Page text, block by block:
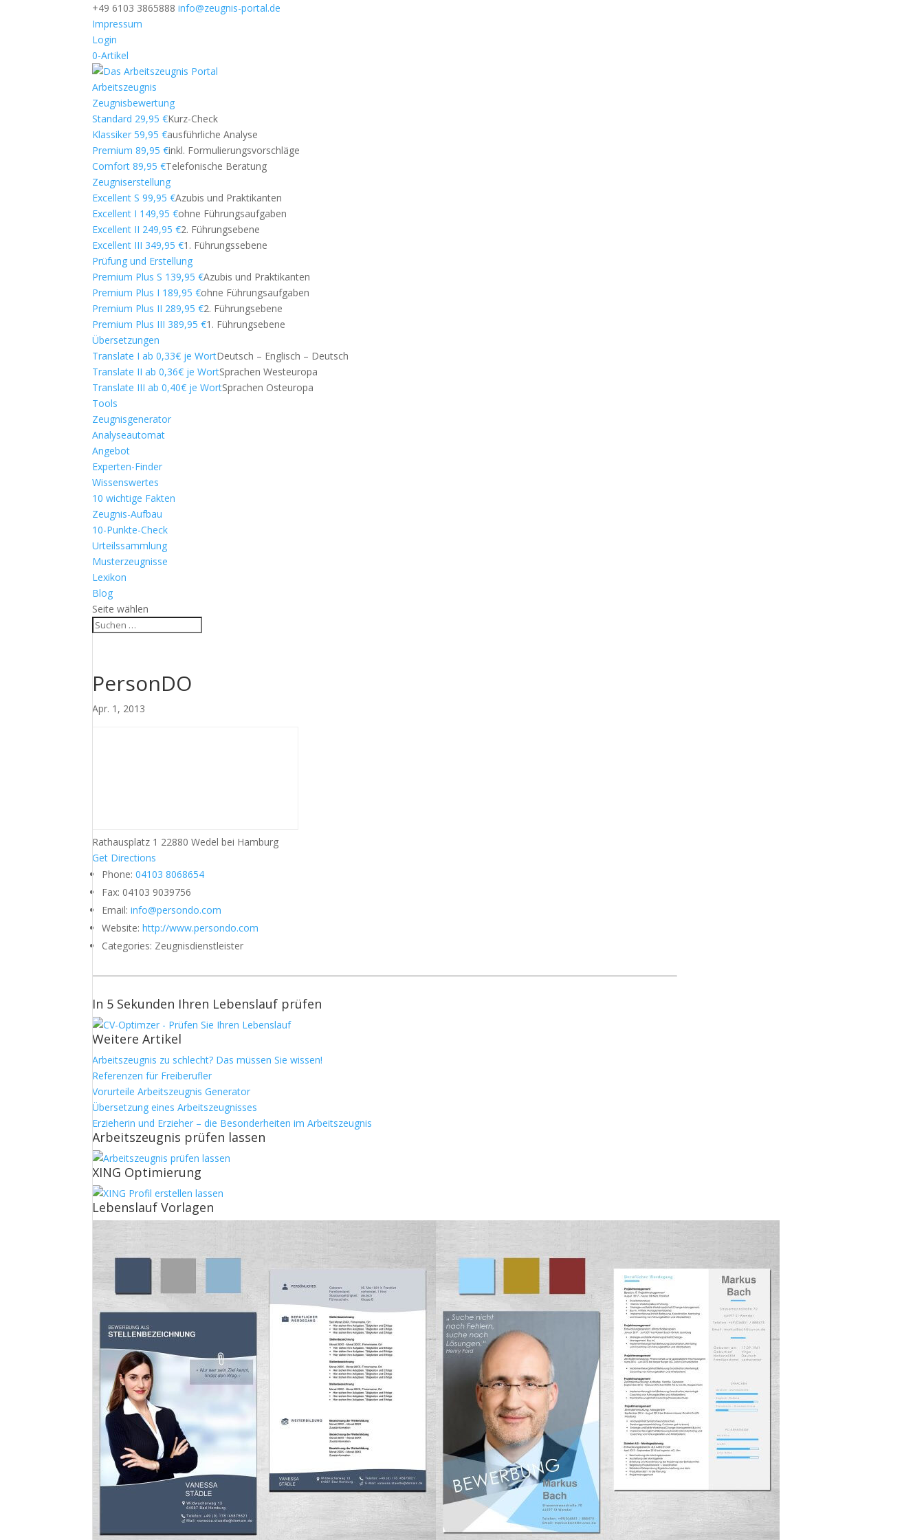
+49 6103 3865888 info@zeugnis-portal.de
Impressum
Login
0-Artikel
Arbeitszeugnis
Zeugnisbewertung
Standard 29,95 €Kurz-Check
Klassiker 59,95 €ausführliche Analyse
Premium 89,95 €inkl. Formulierungsvorschläge
Comfort 89,95 €Telefonische Beratung
Zeugniserstellung
Excellent S 99,95 €Azubis und Praktikanten
Excellent I 149,95 €ohne Führungsaufgaben
Excellent II 249,95 €2. Führungsebene
Excellent III 349,95 €1. Führungssebene
Prüfung und Erstellung
Premium Plus S 139,95 €Azubis und Praktikanten
Premium Plus I 189,95 €ohne Führungsaufgaben
Premium Plus II 289,95 €2. Führungsebene
Premium Plus III 389,95 €1. Führungsebene
Übersetzungen
Translate I ab 0,33€ je WortDeutsch – Englisch – Deutsch
Translate II ab 0,36€ je WortSprachen Westeuropa
Translate III ab 0,40€ je WortSprachen Osteuropa
Tools
Zeugnisgenerator
Analyseautomat
Angebot
Experten-Finder
Wissenswertes
10 wichtige Fakten
Zeugnis-Aufbau
10-Punkte-Check
Urteilssammlung
Musterzeugnisse
Lexikon
Blog
Seite wählen
PersonDO
Apr. 1, 2013
Rathausplatz 1 22880 Wedel bei Hamburg
Get Directions
Phone:04103 8068654
Fax: 04103 9039756
Email:info@persondo.com
Website:http://www.persondo.com
Categories: Zeugnisdienstleister
In 5 Sekunden Ihren Lebenslauf prüfen
Weitere Artikel
Arbeitszeugnis zu schlecht? Das müssen Sie wissen!
Referenzen für Freiberufler
Vorurteile Arbeitszeugnis Generator
Übersetzung eines Arbeitszeugnisses
Erzieherin und Erzieher – die Besonderheiten im Arbeitszeugnis
Arbeitszeugnis prüfen lassen
XING Optimierung
Lebenslauf Vorlagen